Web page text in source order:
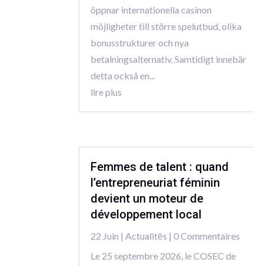
öppnar internationella casinon
möjligheter till större spelutbud, olika
bonusstrukturer och nya
betalningsalternativ. Samtidigt innebär
detta också en...
lire plus
Femmes de talent : quand
l’entrepreneuriat féminin
devient un moteur de
développement local
22 Juin |Actualitēs | 0 Commentaires
Le 25 septembre 2026, le COSEC de